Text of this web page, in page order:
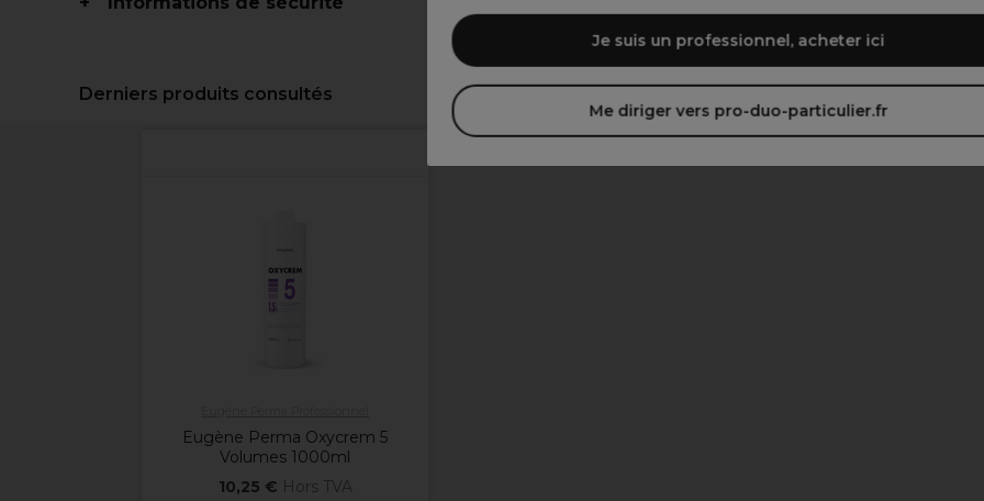
Je suis un professionnel, acheter ici
Me diriger vers pro-duo-particulier.fr
Derniers produits consultés
Eugène Perma Oxycrem 5
Volumes 1000ml
10,25 € Hors TVA